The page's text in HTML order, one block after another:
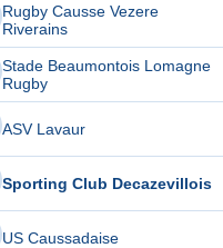
Rugby Causse Vezere
Riverains
Stade Beaumontois Lomagne
Rugby
ASV Lavaur
Sporting Club Decazevillois
US Caussadaise